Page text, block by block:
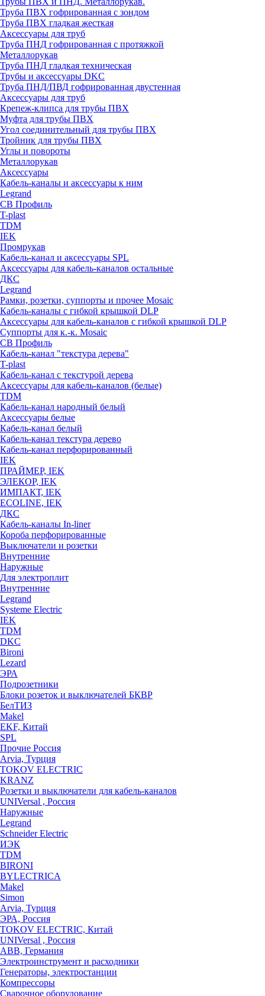
Труба ПВХ гофрированная с зондом
Труба ПВХ гладкая жесткая
Аксессуары для труб
Труба ПНД гофрированная с протяжкой
Металлорукав
Труба ПНД гладкая техническая
Трубы и аксессуары DKC
Труба ПНД/ПВД гофрированная двустенная
Аксессуары для труб
Крепеж-клипса для трубы ПВХ
Муфта для трубы ПВХ
Угол соединительный для трубы ПВХ
Тройник для трубы ПВХ
Углы и повороты
Металлорукав
Аксессуары
Кабель-каналы и аксессуары к ним
Legrand
СВ Профиль
T-plast
TDM
IEK
Промрукав
Кабель-канал и аксессуары SPL
Аксессуары для кабель-каналов остальные
ДКС
Legrand
Рамки, розетки, суппорты и прочее Mosaic
Кабель-каналы с гибкой крышкой DLP
Аксессуары для кабель-каналов с гибкой крышкой DLP
Суппорты для к.-к. Mosaic
СВ Профиль
Кабель-канал "текстура дерева"
T-plast
Кабель-канал с текстурой дерева
Аксессуары для кабель-каналов (белые)
TDM
Кабель-канал народный белый
Аксессуары белые
Кабель-канал белый
Кабель-канал текстура дерево
Кабель-канал перфорированный
IEK
ПРАЙМЕР, IEK
ЭЛЕКОР, IEK
ИМПАКТ, IEK
ECOLINE, IEK
ДКС
Кабель-каналы In-liner
Короба перфорированные
Выключатели и розетки
Внутренние
Наружные
Для электроплит
Внутренние
Legrand
Systeme Electric
IEK
TDM
DKC
Bironi
Lezard
ЭРА
Подрозетники
Блоки розеток и выключателей БКВР
БелТИЗ
Makel
EKF, Китай
SPL
Прочие Россия
Arvia, Турция
TOKOV ELECTRIC
KRANZ
Розетки и выключатели для кабель-каналов
UNIVersal , Россия
Наружные
Legrand
Schneider Electric
ИЭК
TDM
BIRONI
BYLECTRICA
Makel
Simon
Arvia, Турция
ЭРА, Россия
TOKOV ELECTRIC, Китай
UNIVersal , Россия
ABB, Германия
Электроинструмент и расходники
Генераторы, электростанции
Компрессоры
Сварочное оборудование